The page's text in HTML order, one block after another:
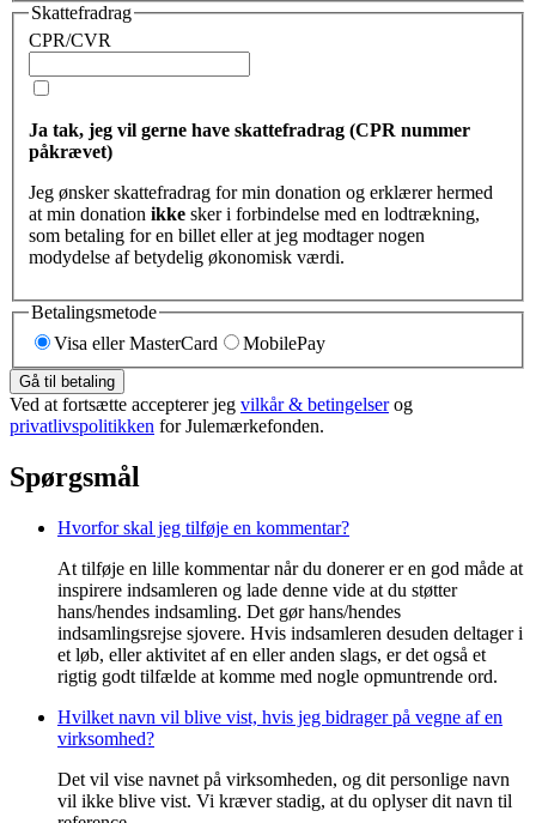
Skattefradrag
CPR/CVR
Ja tak, jeg vil gerne have skattefradrag (CPR nummer
påkrævet)
Jeg ønsker skattefradrag for min donation og erklærer hermed
at min donation ikke sker i forbindelse med en lodtrækning,
som betaling for en billet eller at jeg modtager nogen
modydelse af betydelig økonomisk værdi.
Betalingsmetode
Visa eller MasterCard
MobilePay
Gå til betaling
Ved at fortsætte accepterer jeg vilkår & betingelserog
privatlivspolitikken for Julemærkefonden.
Spørgsmål
Hvorfor skal jeg tilføje en kommentar?
At tilføje en lille kommentar når du donerer er en god måde at
inspirere indsamleren og lade denne vide at du støtter
hans/hendes indsamling. Det gør hans/hendes
indsamlingsrejse sjovere. Hvis indsamleren desuden deltager i
et løb, eller aktivitet af en eller anden slags, er det også et
rigtig godt tilfælde at komme med nogle opmuntrende ord.
Hvilket navn vil blive vist, hvis jeg bidrager på vegne af en
virksomhed?
Det vil vise navnet på virksomheden, og dit personlige navn
vil ikke blive vist. Vi kræver stadig, at du oplyser dit navn til